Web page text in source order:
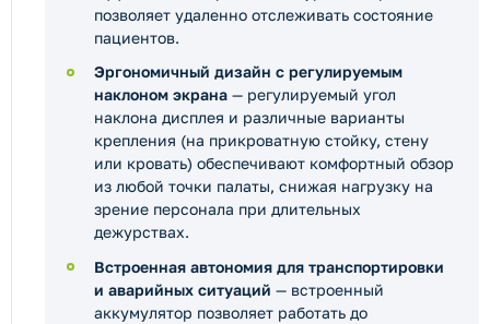
позволяет удаленно отслеживать состояние
пациентов.
Эргономичный дизайн с регулируемым
наклоном экрана — регулируемый угол
наклона дисплея и различные варианты
крепления (на прикроватную стойку, стену
или кровать) обеспечивают комфортный обзор
из любой точки палаты, снижая нагрузку на
зрение персонала при длительных
дежурствах.
Встроенная автономия для транспортировки
и аварийных ситуаций — встроенный
аккумулятор позволяет работать до